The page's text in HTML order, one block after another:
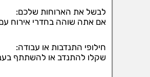
לבשל את הארוחות שלכם:
אם אתה שוהה בחדרי אירוח
חילופי התנדבות או עבודה:
שקלו להתנדב או להשתתף